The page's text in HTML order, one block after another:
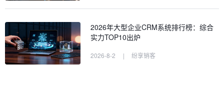
2026年大型企业CRM系统排行榜：综合
实力TOP10出炉
2026-8-2 | 纷享销客